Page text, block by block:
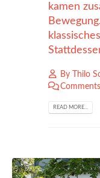
kamen
By Thilo
READ MORE...